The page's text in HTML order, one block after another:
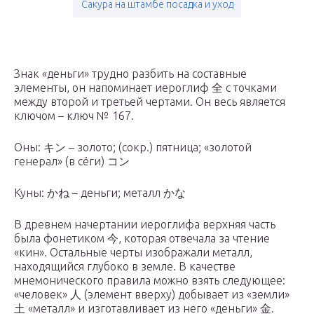
Сакура на штамбе посадка и уход
Знак «деньги» трудно разбить на составные
элементы, он напоминает иероглиф 全 с точками
между второй и третьей чертами. Он весь является
ключом – ключ № 167.
Оны: キン – золото; (сокр.) пятница; «золотой
генерал» (в сёги) コン
Куны: かね – деньги; металл かな
В древнем начертании иероглифа верхняя часть
была фонетиком 今, которая отвечала за чтение
«кин». Остальные черты изображали металл,
находящийся глубоко в земле. В качестве
мнемонического правила можно взять следующее:
«человек» 人 (элемент вверху) добывает из «земли»
土 «металл» и изготавливает из него «деньги» 金.